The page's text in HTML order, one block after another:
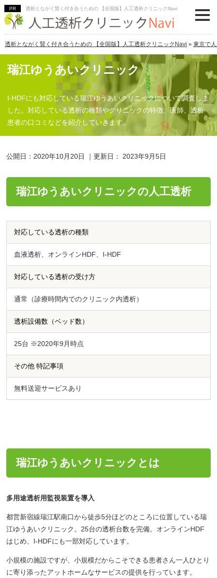
透析とながく賢く付き合うための 【全国版】人工透析クリニックNavi
透析とながく賢く付き合うための 【全国版】人工透析クリニックNavi » 東京で
瑞江ゆうあいクリニック
I-HDFにも対応している瑞江ゆうあいクリニックについて調査しま
した。対応している透析の種類やクリニックの特徴、医師、透析
患者の口コミなどを紹介していきます。
公開日： 2020年10月20日 ｜更新日： 2023年9月5日
瑞江ゆうあいクリニックの人工透析
対応している透析の種類
血液透析、オンラインHDF、I-HDF
対応している透析の受け方
通常（診療時間内でのクリニック内透析）
透析設備数（ベッド数）
25台 ※2020年9月時点
その他 特記事項
無料送迎サービスあり
瑞江ゆうあいクリニックとは
多用途透析用監視装置を導入
都営新宿線瑞江駅南口から徒歩5分ほどのところに位置している瑞
江ゆうあいクリニック。25台の透析台数を完備。オンラインHDF
はじめ、I-HDFにも一部対応しています。
小規模の施設ですが、小規模だからこそできる患者さん一人ひとり
に寄り添ったアットホームなサービスの提供を行っています。